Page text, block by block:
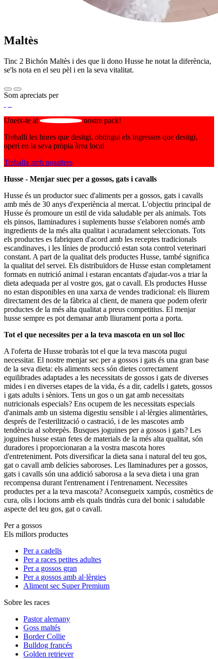
Maltès
Tinc 2 Bichón Maltès i des que li dono Husse he notat la diferència,
se'ls nota en el seu pèl i en la seva vitalitat.
Som apreciats per
Uneix-te al
nostre pack!
Treballi les hores que desitgi, obtingui els ingressos que desitgi,
operi en la seva pròpia àrea local
Treballa amb nosaltres
Husse - Menjar suec per a gossos, gats i cavalls
Husse és un productor suec d'aliments per a gossos, gats i cavalls
amb més de 30 anys d'experiència al mercat. L'objectiu principal de
Husse és promoure un estil de vida saludable per als animals. Tots
els pinsos, llaminadures i suplements husse s'elaboren només amb
ingredients de la més alta qualitat i acuradament seleccionats. Tots
els productes es fabriquen d'acord amb les receptes tradicionals
escandinaves, i les línies de producció estan sota control veterinari
constant. A part de la qualitat dels productes Husse, també significa
la qualitat del servei. Els distribuïdors de Husse estan completament
formats en nutrició animal i estaran encantats d'ajudar-vos a triar la
dieta adequada per al vostre gos, gat o cavall. Els productes Husse
no estan disponibles en una xarxa de vendes tradicional: els lliurem
directament des de la fàbrica al client, de manera que podem oferir
productes de la més alta qualitat a preus competitius. El menjar
husse sempre es pot demanar amb lliurament porta a porta.
Tot el que necessites per a la teva mascota en un sol lloc
A l'oferta de Husse trobaràs tot el que la teva mascota pugui
necessitar. El nostre menjar sec per a gossos i gats és una gran base
de la seva dieta: els aliments secs són dietes correctament
equilibrades adaptades a les necessitats de gossos i gats de diverses
mides i en diverses etapes de la vida, és a dir, cadells i gatets, gossos
i gats adults i sèniors. Tens un gos o un gat amb necessitats
nutricionals especials? Ens ocupem de les necessitats especials
d'animals amb un sistema digestiu sensible i al·lèrgies alimentàries,
després de l'esterilització o castració, i de les mascotes amb
tendència al sobrepès. Busques joguines per a gossos i gats? Les
joguines husse estan fetes de materials de la més alta qualitat, són
duradores i proporcionaran a la vostra mascota hores
d'entreteniment. Pots diversificar la dieta sana i natural del teu gos,
gat o cavall amb delícies saboroses. Les llaminadures per a gossos,
gats i cavalls són una addició saborosa a la seva dieta i una gran
recompensa durant l'entrenament i l'entrenament. Necessites
productes per a la teva mascota? Aconsegueix xampús, cosmètics de
cura, olis i locions amb els quals tindràs cura del bonic i saludable
aspecte del teu gos, gat o cavall.
Per a gossos
Els millors productes
Per a cadells
Per a races petites adultes
Per a gossos gran
Per a gossos amb al·lèrgies
Aliment sec Super Premium
Sobre les races
Pastor alemany
Goss maltés
Border Collie
Bulldog francés
Golden retriever